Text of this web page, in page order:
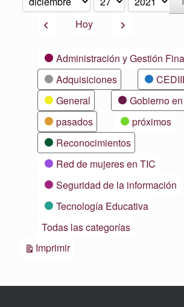
Mes
Día
Año
AnteriorHoy Siguiente
CategoríasAdministración y Gestión
Adquisiciones
General
Gobierno
pasados
próximos
Reconocimientos
Red de mujeres en TIC
Seguridad de la información
Tecnología Educativa
Todas las categorías
ImprimirVistas